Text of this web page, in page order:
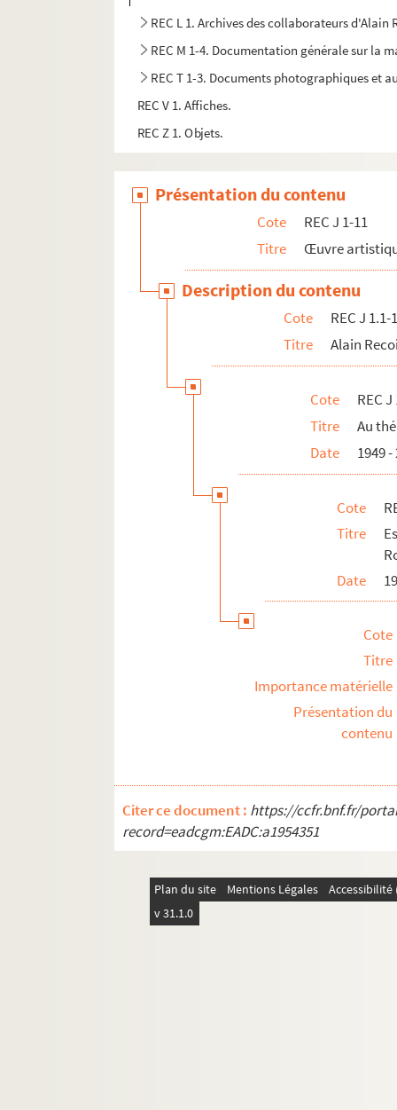
REC L 1. Archives des collaborateurs d'Alain
REC M 1-4. Documentation générale sur la
REC T 1-3. Documents photographiques et
REC V 1. Affiches.
REC Z 1. Objets.
Présentation du contenu
Cote
REC J 1-11
Titre
Œuvre
Description du contenu
Cote
REC J 1.1-
Titre
Alain
Cote
REC
Titre
Au
Date
1949 -
Cote
Titre
Date
Cote
Titre
Importance matérielle
Présentation du
contenu
Citer ce document : https://ccfr.bnf.fr/
record=eadcgm:EADC:a1954351
Plan du site Mentions Légales
v 31.1.0